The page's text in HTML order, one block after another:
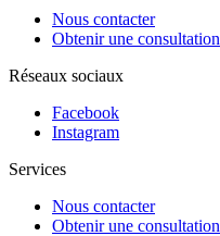
Nous contacter
Obtenir une consultation
Réseaux sociaux
Facebook
Instagram
Services
Nous contacter
Obtenir une consultation